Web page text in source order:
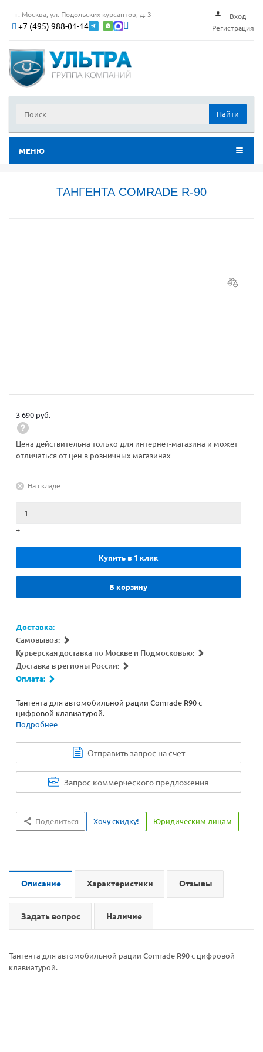
г. Москва, ул. Подольских курсантов, д. 3
+7 (495) 988-01-14
Вход
Регистрация
Найти
МЕНЮ
ТАНГЕНТА COMRADE R-90
3 690 руб.
Цена действительна только для интернет-магазина и может
отличаться от цен в розничных магазинах
На складе
-
+
Купить в 1 клик
В корзину
Доставка:
Самовывоз:
Курьерская доставка по Москве и Подмосковью:
Доставка в регионы России:
Оплата:
Тангента для автомобильной рации Comrade R90 c
цифровой клавиатурой.
Подробнее
Отправить запрос на счет
Запрос коммерческого предложения
Поделиться Хочу скидку! Юридическим лицам
Описание Характеристики Отзывы
Задать вопрос Наличие
Тангента для автомобильной рации Comrade R90 c цифровой
клавиатурой.